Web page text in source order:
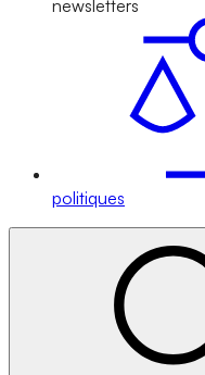
newsletters
politiques